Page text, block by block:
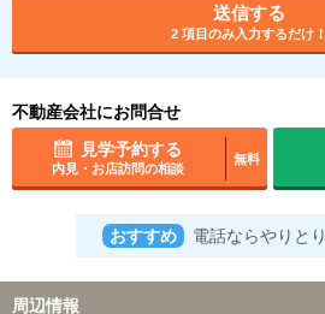
送信する
2 項目のみ入力するだけ！
不動産会社にお問合せ
見学予約する
内見・お店訪問の相談
無料
おすすめ 電話ならやりと
周辺情報